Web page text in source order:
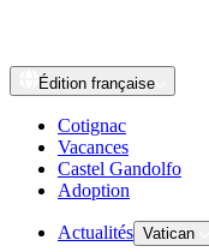
Édition française
Cotignac
Vacances
Castel Gandolfo
Adoption
Actualités Vatican